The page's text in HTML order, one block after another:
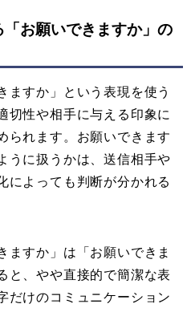
お願いできますか」の
ますか」という表現を使う
切性や相手に与える印象に
られます。お願いできます
うに扱うかは、送信相手や
によっても判断が分かれる
ますか」は「お願いできま
と、やや直接的で簡潔な表
だけのコミュニケーション